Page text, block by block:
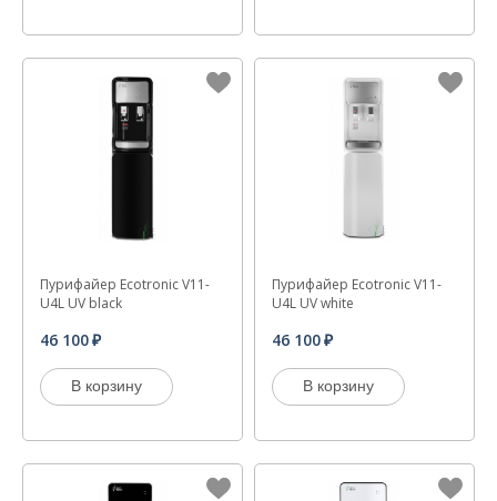
Пурифайер Ecotronic V11-
U4L UV black
46 100
В корзину
Пурифайер Ecotronic V11-
U4L UV white
46 100
В корзину